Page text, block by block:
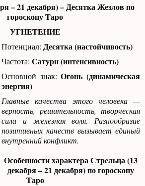
– 21 декабря) – Десятка Жезлов по
гороскопу Таро
УГНЕТЕНИЕ
Потенциал: Десятка (настойчивость)
Частота:Сатурн (интенсивность)
Основной знак:Огонь (динамическая
энергия)
Главные качества этого человека —
верность, решительность, творческая
сила и железная воля. Разнообразие
позитивных качеств вызывает единый
внутренний конфликт.
Особенности характера Стрельца (13
декабря – 21 декабря) по гороскопу
Таро